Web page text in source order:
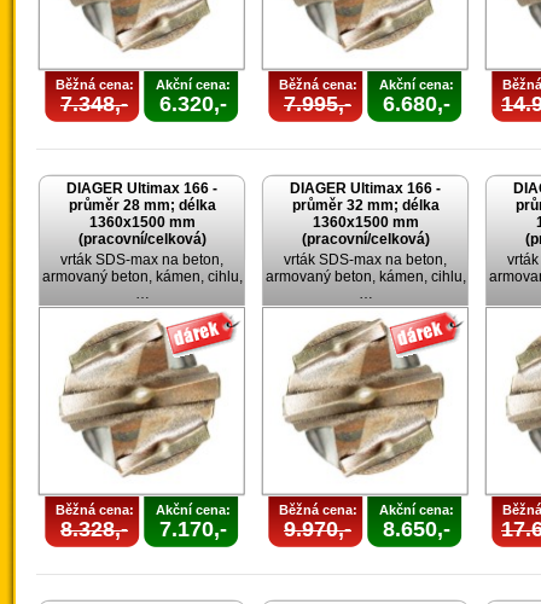
Běžná cena:
7.348,-
Akční cena:
6.320,-
Běžná cena:
7.995,-
Akční cena:
6.680,-
DIAGER Ultimax 166 -
průměr 28 mm; délka
1360x1500 mm
(pracovní/celková)
vrták SDS-max na beton,
armovaný beton, kámen, cihlu,
…
Běžná cena:
8.328,-
Akční cena:
7.170,-
DIAGER Ultimax 166 -
průměr 32 mm; délka
1360x1500 mm
(pracovní/celková)
vrták SDS-max na beton,
armovaný beton, kámen, cihlu,
…
Běžná cena:
9.970,-
Akční cena:
8.650,-